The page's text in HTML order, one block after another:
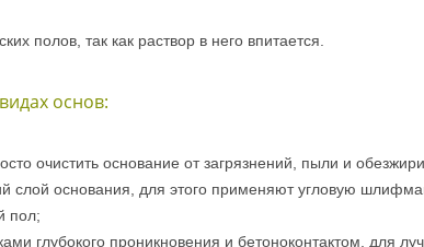
полов, так как раствор в него впитается.
основ:
очистить основание от загрязнений, пыли и
слой основания, для этого применяют угловую
пол;
глубокого проникновения и бетоноконтактом, для